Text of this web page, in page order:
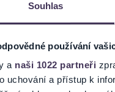
Souhlas
používání
a naši 1022 partneři
uchování a přístup k